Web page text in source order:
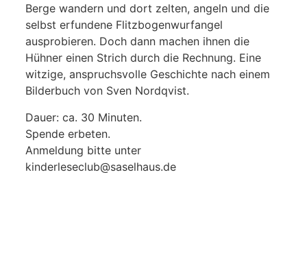
Berge wandern und dort zelten, angeln und die
selbst erfundene Flitzbogenwurfangel
ausprobieren. Doch dann machen ihnen die
Hühner einen Strich durch die Rechnung. Eine
witzige, anspruchsvolle Geschichte nach einem
Bilderbuch von Sven Nordqvist.
Dauer: ca. 30 Minuten.
Spende erbeten.
Anmeldung bitte unter
kinderleseclub@saselhaus.de